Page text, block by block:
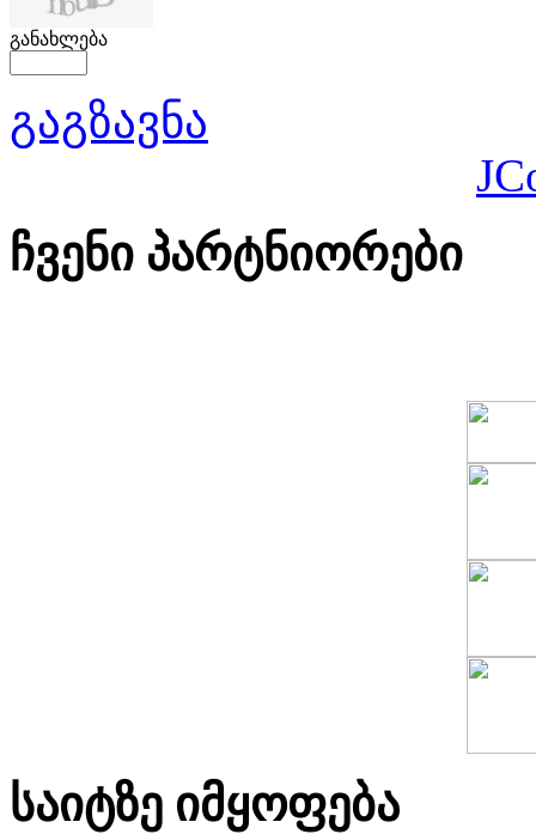
განახლება
გაგზავნა
ჩვენი პარტნიორები
საიტზე იმყოფება